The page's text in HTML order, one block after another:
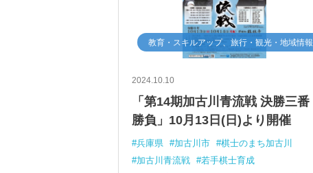
教育・スキルアップ、旅行・観光・地域情報
2024.10.10
「第14期加古川青流戦 決勝三番
勝負」10月13日(日)より開催
兵庫県 加古川市
棋士のまち加古川
加古川青流戦
若手棋士育成